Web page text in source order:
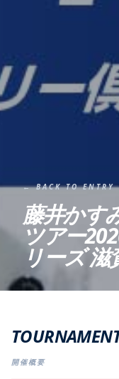
← BACK TO ENTRY
藤井かす
ツアー
リーズ 滋
開催概要